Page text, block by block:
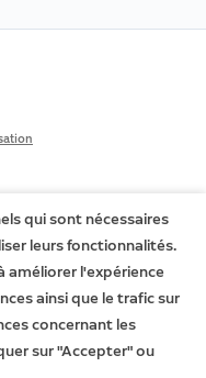
qui sont nécessaires
leurs fonctionnalités.
améliorer l'expérience
ainsi que le trafic sur
concernant les
sur "Accepter" ou